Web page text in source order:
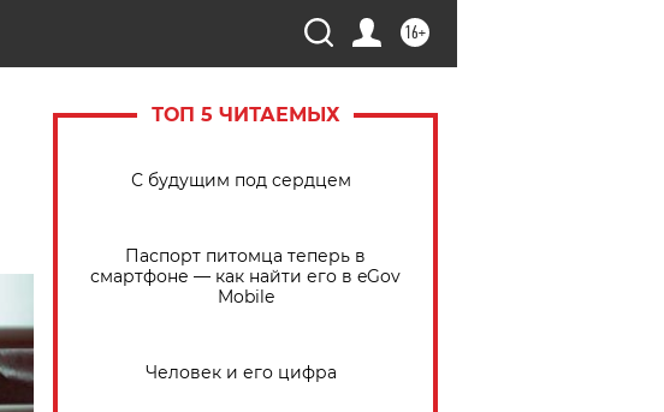
16+
ТОП 5 ЧИТАЕМЫХ
С будущим под сердцем
Паспорт питомца теперь в
смартфоне — как найти его в eGov
Mobile
Человек и его цифра